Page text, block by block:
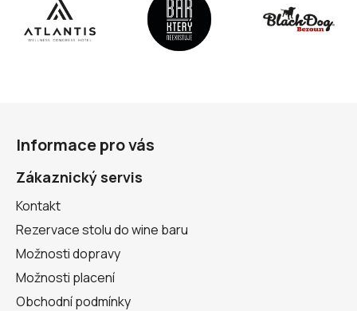
Informace pro vás
Zákaznický servis
Kontakt
Rezervace stolu do wine baru
Možnosti dopravy
Možnosti placení
Obchodní podmínky